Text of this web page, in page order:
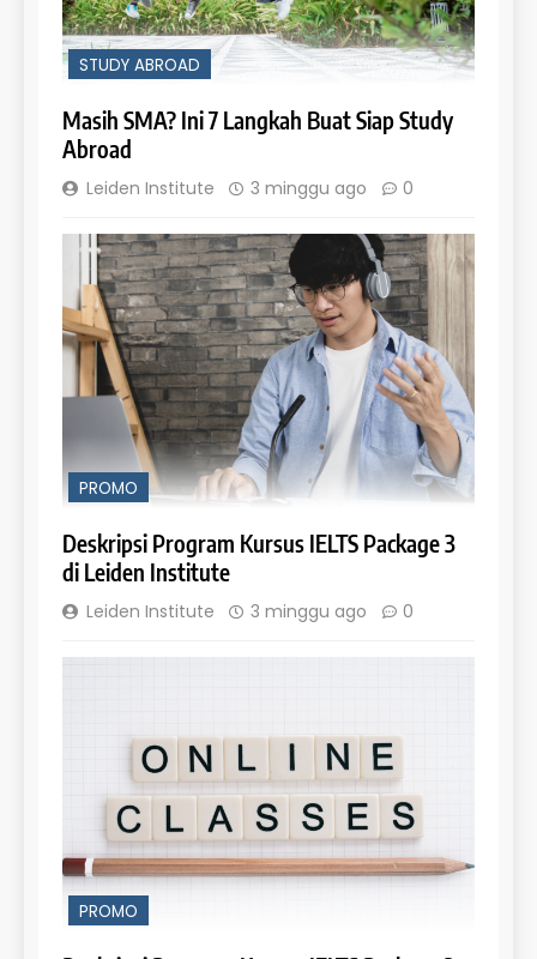
STUDY ABROAD
Masih SMA? Ini 7 Langkah Buat Siap Study
Abroad
Leiden Institute 3 minggu ago 0
PROMO
Deskripsi Program Kursus IELTS Package 3
di Leiden Institute
Leiden Institute 3 minggu ago 0
PROMO